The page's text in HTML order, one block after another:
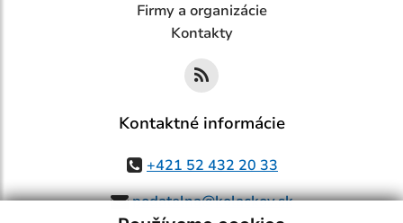
Firmy a organizácie
Kontakty
Kontaktné informácie
+421 52 432 20 33
podatelna@kolackov.sk